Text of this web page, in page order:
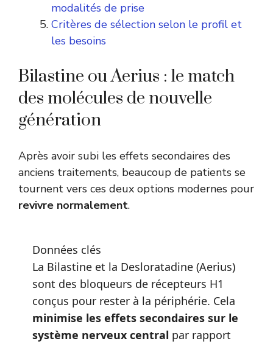
modalités de prise
Critères de sélection selon le profil et
les besoins
Bilastine ou Aerius : le match
des molécules de nouvelle
génération
Après avoir subi les effets secondaires des
anciens traitements, beaucoup de patients se
tournent vers ces deux options modernes pour
revivre normalement.
Données clés
La Bilastine et la Desloratadine (Aerius)
sont des bloqueurs de récepteurs H1
conçus pour rester à la périphérie. Cela
minimise les effets secondaires sur le
système nerveux central par rapport